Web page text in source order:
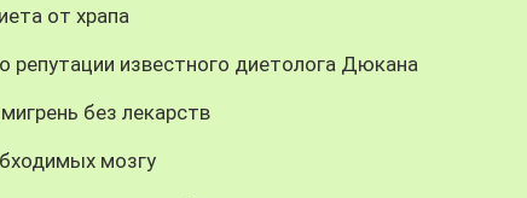
от храпа
репутации известного диетолога Дюкана
без лекарств
мозгу